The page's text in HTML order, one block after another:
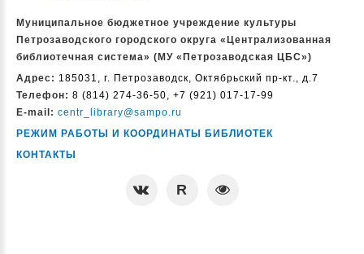
Муниципальное бюджетное учреждение культуры
Петрозаводского городского округа «Централизованная
библиотечная система» (МУ «Петрозаводская ЦБС»)
Адрес: 185031, г. Петрозаводск, Октябрьский пр-кт., д.7
Телефон: 8 (814) 274-36-50, +7 (921) 017-17-99
E-mail: centr_library@sampo.ru
РЕЖИМ РАБОТЫ И КООРДИНАТЫ БИБЛИОТЕК
КОНТАКТЫ